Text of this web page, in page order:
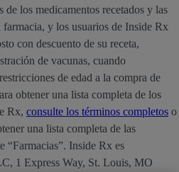
de los medicamentos recetados y las
y los usuarios de Inside Rx
con descuento de su receta,
de vacunas, cuando
de edad a la compra de
obtener una lista completa de los
Rx, consulte los términos completos o
una lista completa de las
“Farmacias”. Inside Rx es
1 Express Way, St. Louis, MO